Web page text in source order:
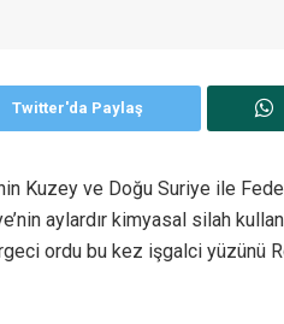
Twitter'da Paylaş
Kuzey ve Doğu Suriye ile
aylardır kimyasal silah
ordu bu kez işgalci yüzünü